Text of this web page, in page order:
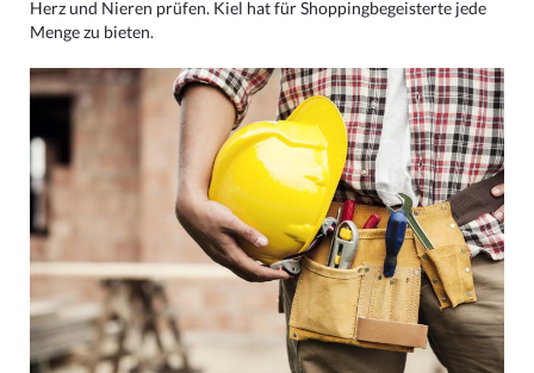
Herz und Nieren prüfen. Kiel hat für Shoppingbegeisterte jede
Menge zu bieten.